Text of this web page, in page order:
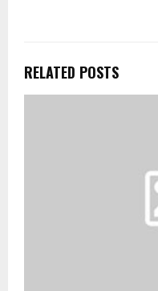
RELATED POSTS